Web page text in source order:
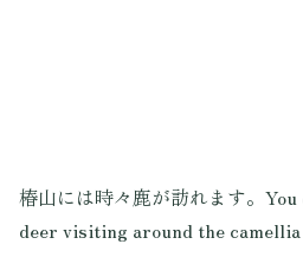
椿山には時々鹿が訪れます。
deer visiting around the